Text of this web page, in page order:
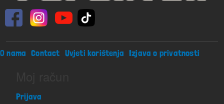
Footer menu
O nama Contact Uvjeti korištenja Izjava o privatnosti
Prijava